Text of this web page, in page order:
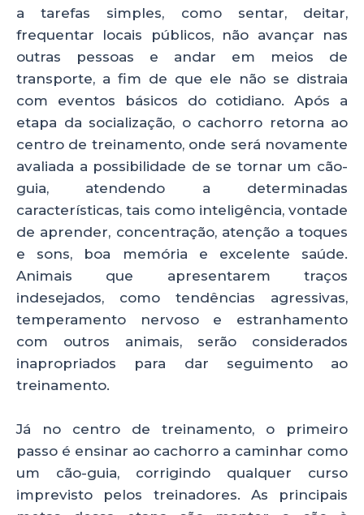
a tarefas simples, como sentar, deitar,
frequentar locais públicos, não avançar nas
outras pessoas e andar em meios de
transporte, a fim de que ele não se distraia
com eventos básicos do cotidiano. Após a
etapa da socialização, o cachorro retorna ao
centro de treinamento, onde será novamente
avaliada a possibilidade de se tornar um cão-
guia, atendendo a determinadas
características, tais como inteligência, vontade
de aprender, concentração, atenção a toques
e sons, boa memória e excelente saúde.
Animais que apresentarem traços
indesejados, como tendências agressivas,
temperamento nervoso e estranhamento
com outros animais, serão considerados
inapropriados para dar seguimento ao
treinamento.
Já no centro de treinamento, o primeiro
passo é ensinar ao cachorro a caminhar como
um cão-guia, corrigindo qualquer curso
imprevisto pelos treinadores. As principais